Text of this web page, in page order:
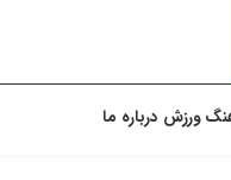
ورزش درباره ما